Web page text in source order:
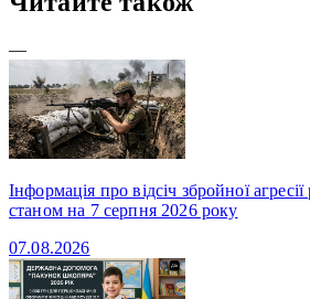
—
Інформація про відсіч збройної
станом на 7 серпня 2026 року
07.08.2026